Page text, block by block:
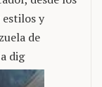
y
de
dig